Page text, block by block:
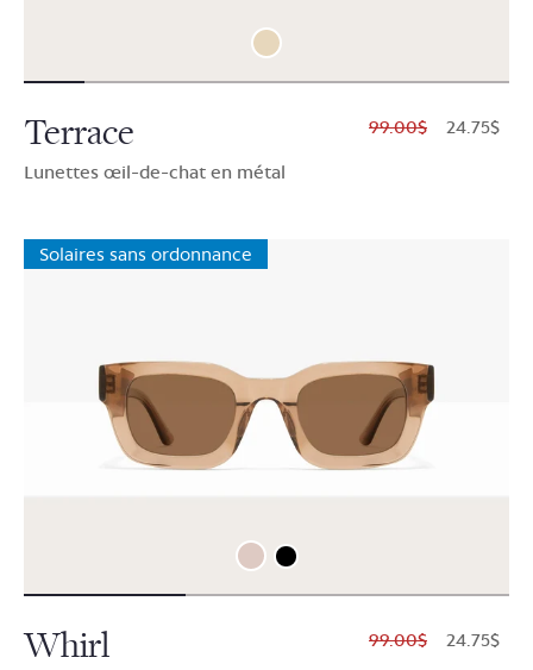
Terrace
Lunettes œil-de-chat en métal
$99.00 $24.75
Solaires sans ordonnance
Whirl $99.00 $24.75